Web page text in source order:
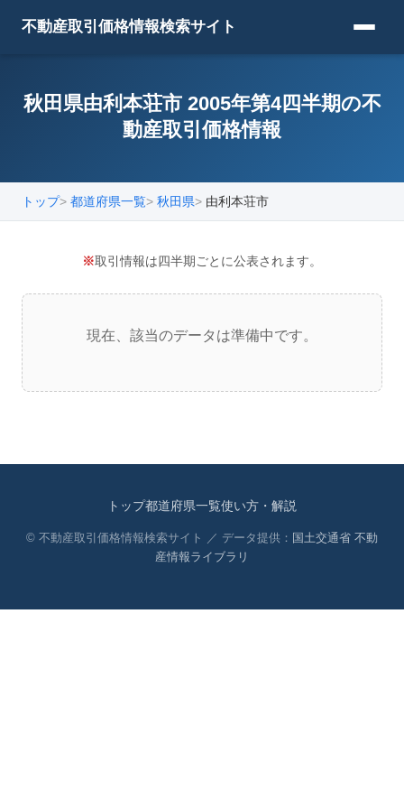
不動産取引価格情報検索サイト
秋田県由利本荘市 2005年第4四半期の不
動産取引価格情報
トップ 都道府県一覧 秋田県 由利本荘市
※取引情報は四半期ごとに公表されます。
現在、該当のデータは準備中です。
トップ都道府県一覧使い方・解説
© 不動産取引価格情報検索サイト ／ データ提供： 国土交通省 不動
産情報ライブラリ